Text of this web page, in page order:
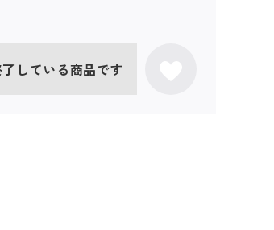
している商品です